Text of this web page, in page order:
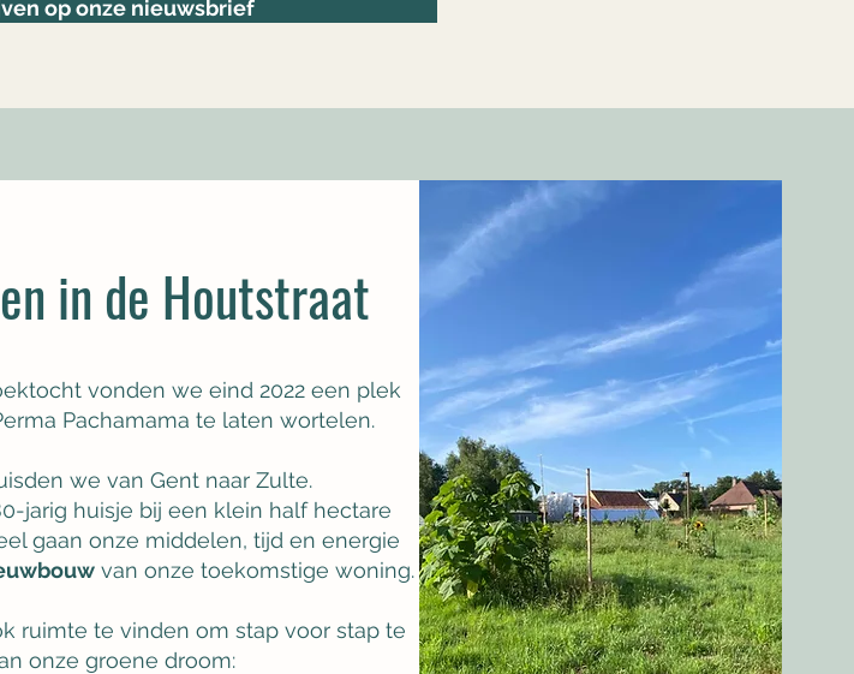
op onze nieuwsbrief
Vision
and add your own text.
Start Now
in de Houtstraat
vonden we eind 2022 een plek
Pachamama te laten wortelen.
we van Gent naar Zulte.
0-jarig huisje bij een klein half hectare
gaan onze middelen, tijd en energie
van onze toekomstige woning.
ruimte te vinden om stap voor stap te
onze groene droom: